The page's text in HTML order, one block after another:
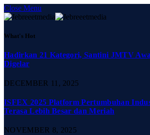
Close Menu
What's Hot
Hadirkan 21 Kategori, Santini JMTV
Digelar
DECEMBER 11, 2025
ISFEX 2025 Platform Pertumbuhan
Terasa Lebih Besar dan Meriah
NOVEMBER 8, 2025